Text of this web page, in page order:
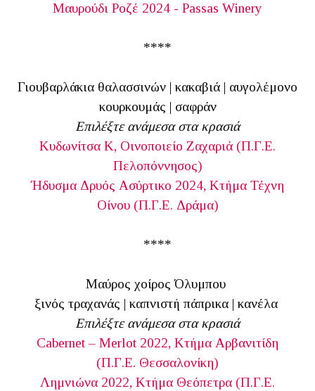
Μαυρούδι Ροζέ 2024 - Passas Winery
****
Γιουβαρλάκια θαλασσινών | κακαβιά | αυγολέμονο
κουρκουμάς | σαφράν
Επιλέξτε ανάμεσα στα κρασιά
Κυδωνίτσα Κ, Οινοποιείο Ζαχαριά (Π.Γ.Ε.
Πελοπόννησος)
Ήδυσμα Δρυός Ασύρτικο 2024, Κτήμα Τέχνη
Οίνου (Π.Γ.Ε. Δράμα)
****
Μαύρος χοίρος Όλυμπου
ξινός τραχανάς | καπνιστή πάπρικα | κανέλα
Επιλέξτε ανάμεσα στα κρασιά
Cabernet – Merlot 2022, Κτήμα Αρβανιτίδη
(Π.Γ.Ε. Θεσσαλονίκη)
Λημνιώνα 2022, Κτήμα Θεόπετρα (Π.Γ.Ε.